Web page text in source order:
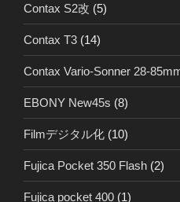
Contax S2改 (5)
Contax T3 (14)
Contax Vario-Sonner 28-
EBONY New45s (8)
Filmデジタル化 (10)
Fujica Pocket 350 Flash (2)
Fujica pocket 400 (1)